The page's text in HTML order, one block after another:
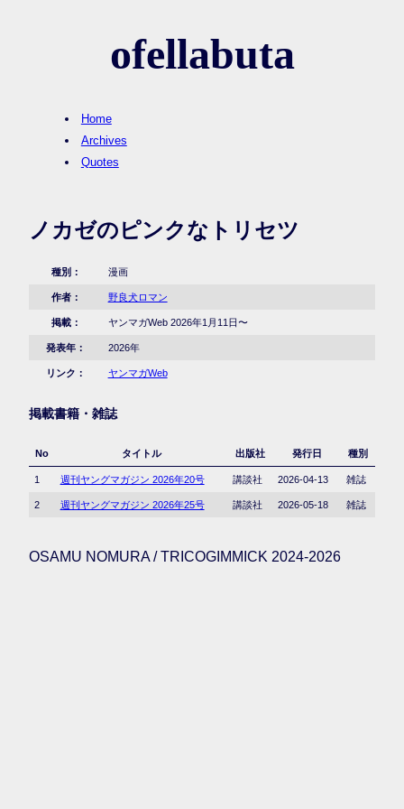
ofellabuta
Home
Archives
Quotes
ノカゼのピンクなトリセツ
種別： 漫画
作者： 野良犬ロマン
掲載： ヤンマガWeb 2026年1月11日〜
発表年： 2026年
リンク： ヤンマガWeb
掲載書籍・雑誌
No タイトル 出版社 発行日 種別
1 週刊ヤングマガジン 2026年20号 講談社 2026-04-13 雑誌
2 週刊ヤングマガジン 2026年25号 講談社 2026-05-18 雑誌
OSAMU NOMURA / TRICOGIMMICK 2024-2026